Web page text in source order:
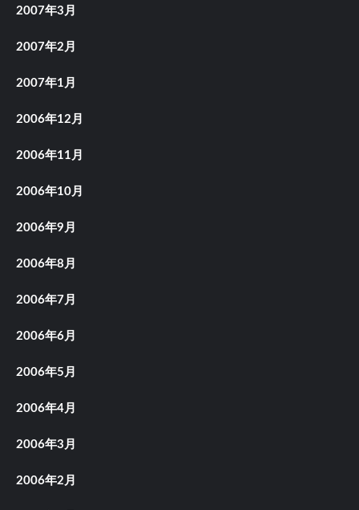
2007年3月
2007年2月
2007年1月
2006年12月
2006年11月
2006年10月
2006年9月
2006年8月
2006年7月
2006年6月
2006年5月
2006年4月
2006年3月
2006年2月